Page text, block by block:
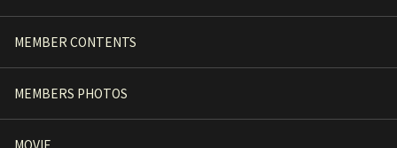
MEMBER CONTENTS
MEMBERS PHOTOS
MOVIE